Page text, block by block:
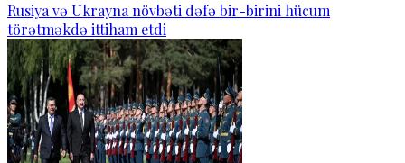
Rusiya və Ukrayna növbəti dəfə bir-birini hücum
törətməkdə ittiham etdi